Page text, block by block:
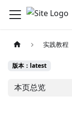
实践教程
版本：latest
本页总览